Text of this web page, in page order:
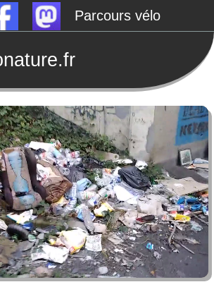
Parcours vélo
à Brest à vélo